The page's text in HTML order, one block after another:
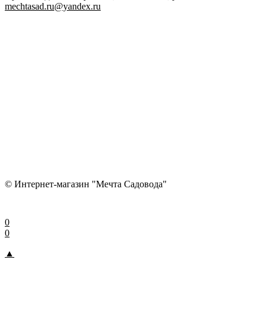
mechtasad.ru@yandex.ru
© Интернет-магазин "Мечта Садовода"
0
0
▲